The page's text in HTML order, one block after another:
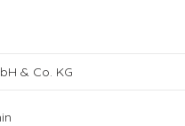
& Co. KG